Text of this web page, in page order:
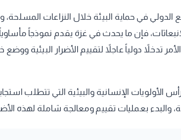
في حماية البيئة خلال النزاعات المسلحة،
فإن ما يحدث في غزة يقدم نموذجاً
تدخلاً دولياً عاجلاً لتقييم الأضرار البيئية
الإنسانية والبيئية التي تتطلب
بعمليات تقييم ومعالجة شاملة لهذه